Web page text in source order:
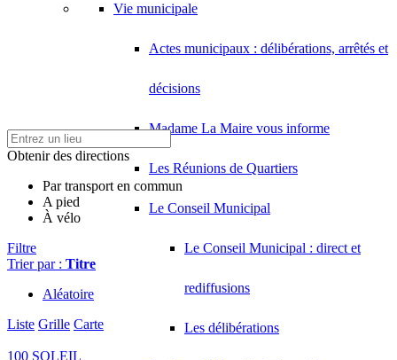
Vie municipale
Actes municipaux : délibérations, arrêtés et
décisions
Madame La Maire vous informe
Les Réunions de Quartiers
Le Conseil Municipal
Le Conseil Municipal : direct et
rediffusions
Les délibérations
Obtenir des directions
Par transport en commun
A pied
À vélo
Filtre
Trier par : Titre
Aléatoire
Liste Grille Carte
100 SOLEIL